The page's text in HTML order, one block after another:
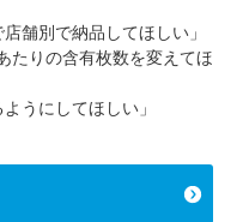
舗別で納品してほしい」
たりの含有枚数を変えてほ
うにしてほしい」